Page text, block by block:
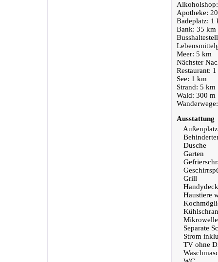
Apotheke:
Badeplatz: 1
Bank: 35 km
Meer: 5 km
Nächster
Restaurant:
See: 1 km
Strand: 5 km
Wald: 300 m
Ausstattung
Dusche
Garten
Grill
Haustiere
Mikrowelle
Separate
Strom
TV ohne